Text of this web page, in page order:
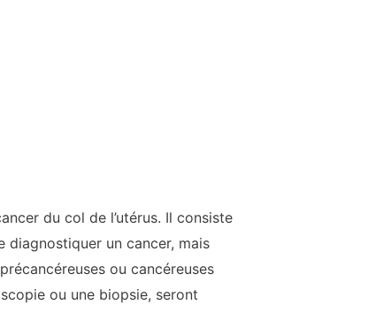
du col de l’utérus. Il consiste
diagnostiquer un cancer, mais
ou cancéreuses
ou une biopsie, seront